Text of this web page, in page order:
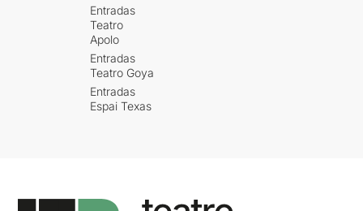
Entradas
Teatro
Apolo
Entradas
Teatro Goya
Entradas
Espai Texas